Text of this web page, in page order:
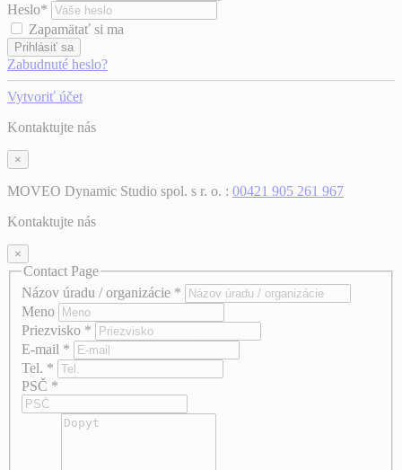
Heslo*
Zapamätať si ma
Prihlásiť sa
Zabudnuté heslo?
Vytvoriť účet
Kontaktujte nás
×
MOVEO Dynamic Studio spol. s r. o. : 00421 905 261 967
Kontaktujte nás
×
Contact Page
Názov úradu / organizácie *
Meno
Priezvisko *
E-mail *
Tel. *
PSČ *